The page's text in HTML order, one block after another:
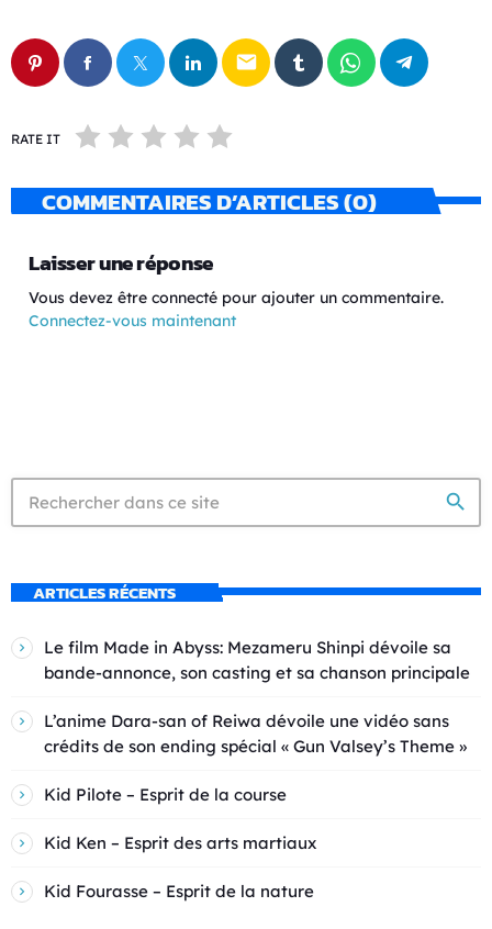
email
RATE IT
COMMENTAIRES D’ARTICLES (0)
Laisser une réponse
Vous devez être connecté pour ajouter un commentaire.
Connectez-vous maintenant
search
ARTICLES RÉCENTS
Le film Made in Abyss: Mezameru Shinpi dévoile sa
bande-annonce, son casting et sa chanson principale
L’anime Dara-san of Reiwa dévoile une vidéo sans
crédits de son ending spécial « Gun Valsey’s Theme »
Kid Pilote – Esprit de la course
Kid Ken – Esprit des arts martiaux
Kid Fourasse – Esprit de la nature